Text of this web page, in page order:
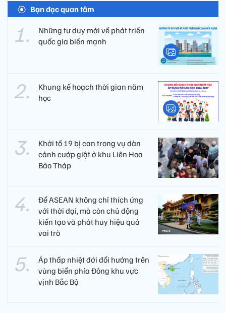
Bạn đọc quan tâm
Những tư duy mới về phát triển
quốc gia biển mạnh
Khung kế hoạch thời gian năm
học
Khởi tố 19 bị can trong vụ dàn
cảnh cướp giật ở khu Liên Hoa
Bảo Tháp
Để ASEAN không chỉ thích ứng
với thời đại, mà còn chủ động
kiến tạo và phát huy hiệu quả
vai trò
Áp thấp nhiệt đới đổi hướng trên
vùng biển phía Đông khu vực
vịnh Bắc Bộ